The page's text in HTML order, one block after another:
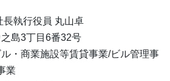
長執行役員 丸山卓
島3丁目6番32号
・商業施設等賃貸事業/ビル管理事
業